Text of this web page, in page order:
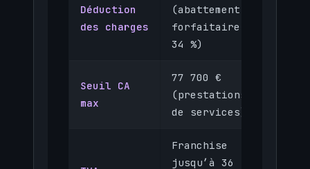
Déduction
des charges
(abattement
forfaitaire
34 %)
Seuil CA
max
77 700 €
(prestations
de services)
Franchise
jusqu’à 36